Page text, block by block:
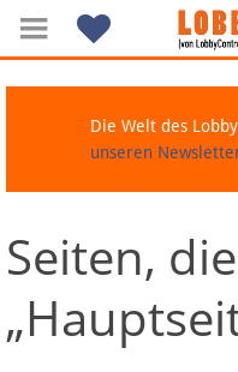
Navigation
Über Lobbypedia
Die Welt des
unseren
Seiten,